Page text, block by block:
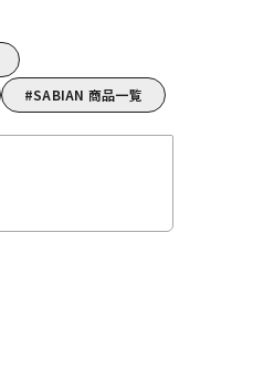
SABIAN 商品一覧